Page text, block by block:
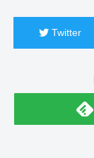
Twitter